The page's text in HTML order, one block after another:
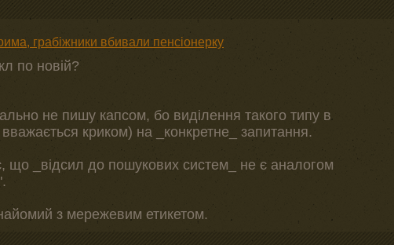
грабіжники вбивали пенсіонерку
по новій?
не пишу капсом, бо виділення такого типу в
криком) на _конкретне_ запитання.
що _відсил до пошукових систем_ не є аналогом
з мережевим етикетом.